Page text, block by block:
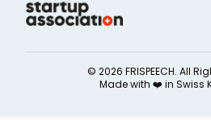
© 2026 FRISPEECH. All
Made with ❤️ in Swiss